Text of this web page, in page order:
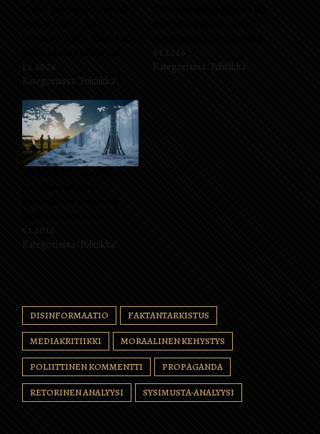
1.2.2026
Kategoriassa "Politiikka"
6.1.2026
Kategoriassa "Politiikka"
5.1.2026
Kategoriassa "Politiikka"
DISINFORMAATIO FAKTANTARKISTUS
MEDIAKRITIIKKI MORAALINEN KEHYSTYS
POLIITTINEN KOMMENTTI PROPAGANDA
RETORINEN ANALYYSI SYSIMUSTA-ANALYYSI